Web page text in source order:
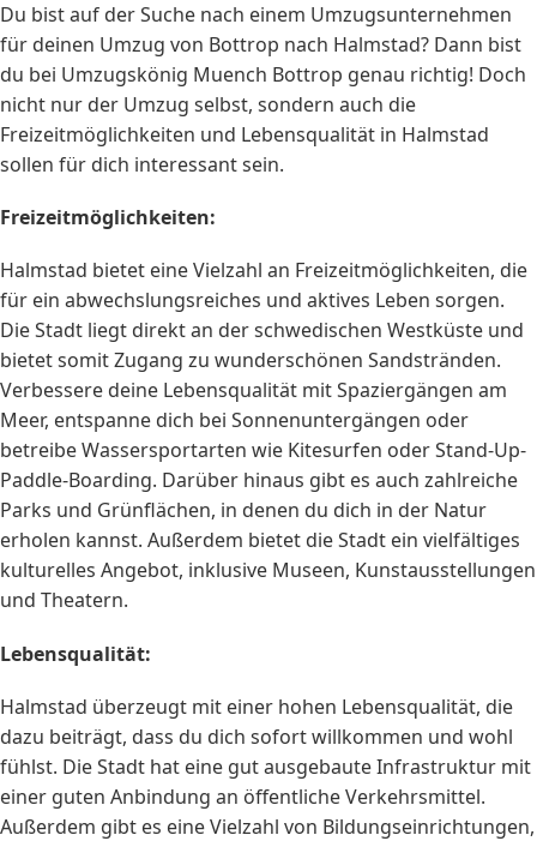
Du bist auf der Suche nach einem Umzugsunternehmen
für deinen Umzug von Bottrop nach Halmstad? Dann bist
du bei Umzugskönig Muench Bottrop genau richtig! Doch
nicht nur der Umzug selbst, sondern auch die
Freizeitmöglichkeiten und Lebensqualität in Halmstad
sollen für dich interessant sein.
Freizeitmöglichkeiten:
Halmstad bietet eine Vielzahl an Freizeitmöglichkeiten, die
für ein abwechslungsreiches und aktives Leben sorgen.
Die Stadt liegt direkt an der schwedischen Westküste und
bietet somit Zugang zu wunderschönen Sandstränden.
Verbessere deine Lebensqualität mit Spaziergängen am
Meer, entspanne dich bei Sonnenuntergängen oder
betreibe Wassersportarten wie Kitesurfen oder Stand-Up-
Paddle-Boarding. Darüber hinaus gibt es auch zahlreiche
Parks und Grünflächen, in denen du dich in der Natur
erholen kannst. Außerdem bietet die Stadt ein vielfältiges
kulturelles Angebot, inklusive Museen, Kunstausstellungen
und Theatern.
Lebensqualität:
Halmstad überzeugt mit einer hohen Lebensqualität, die
dazu beiträgt, dass du dich sofort willkommen und wohl
fühlst. Die Stadt hat eine gut ausgebaute Infrastruktur mit
einer guten Anbindung an öffentliche Verkehrsmittel.
Außerdem gibt es eine Vielzahl von Bildungseinrichtungen,